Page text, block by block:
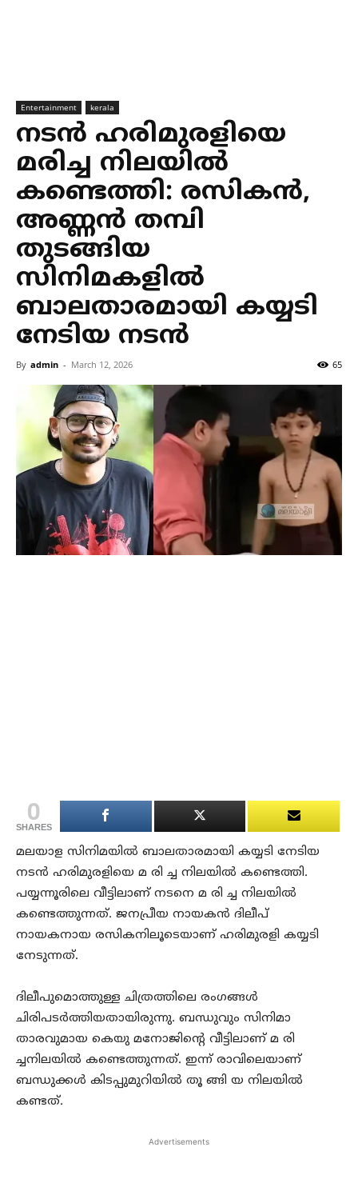
Entertainment kerala
നടൻ ഹരിമുരളിയെ
മരിച്ച നിലയിൽ
കണ്ടെത്തി: രസികൻ,
അണ്ണൻ തമ്പി
തുടങ്ങിയ
സിനിമകളിൽ
ബാലതാരമായി കയ്യടി
നേടിയ നടൻ
By admin - March 12, 2026 65
0
SHARES
മലയാള സിനിമയിൽ ബാലതാരമായി കയ്യടി നേടിയ
നടൻ ഹരിമുരളിയെ മ രി ച്ച നിലയിൽ കണ്ടെത്തി.
പയ്യന്നൂരിലെ വീട്ടിലാണ് നടനെ മ രി ച്ച നിലയിൽ
കണ്ടെത്തുന്നത്. ജനപ്രീയ നായകൻ ദിലീപ്
നായകനായ രസികനിലൂടെയാണ് ഹരിമുരളി കയ്യടി
നേടുന്നത്.
ദിലീപുമൊത്തുള്ള ചിത്രത്തിലെ രംഗങ്ങൾ
ചിരിപടർത്തിയതായിരുന്നു. ബന്ധുവും സിനിമാ
താരവുമായ കെയു മനോജിന്റെ വീട്ടിലാണ് മ രി
ച്ചനിലയിൽ കണ്ടെത്തുന്നത്. ഇന്ന് രാവിലെയാണ്
ബന്ധുക്കൾ കിടപ്പുമുറിയിൽ തൂ ങ്ങി യ നിലയിൽ
കണ്ടത്.
Advertisements